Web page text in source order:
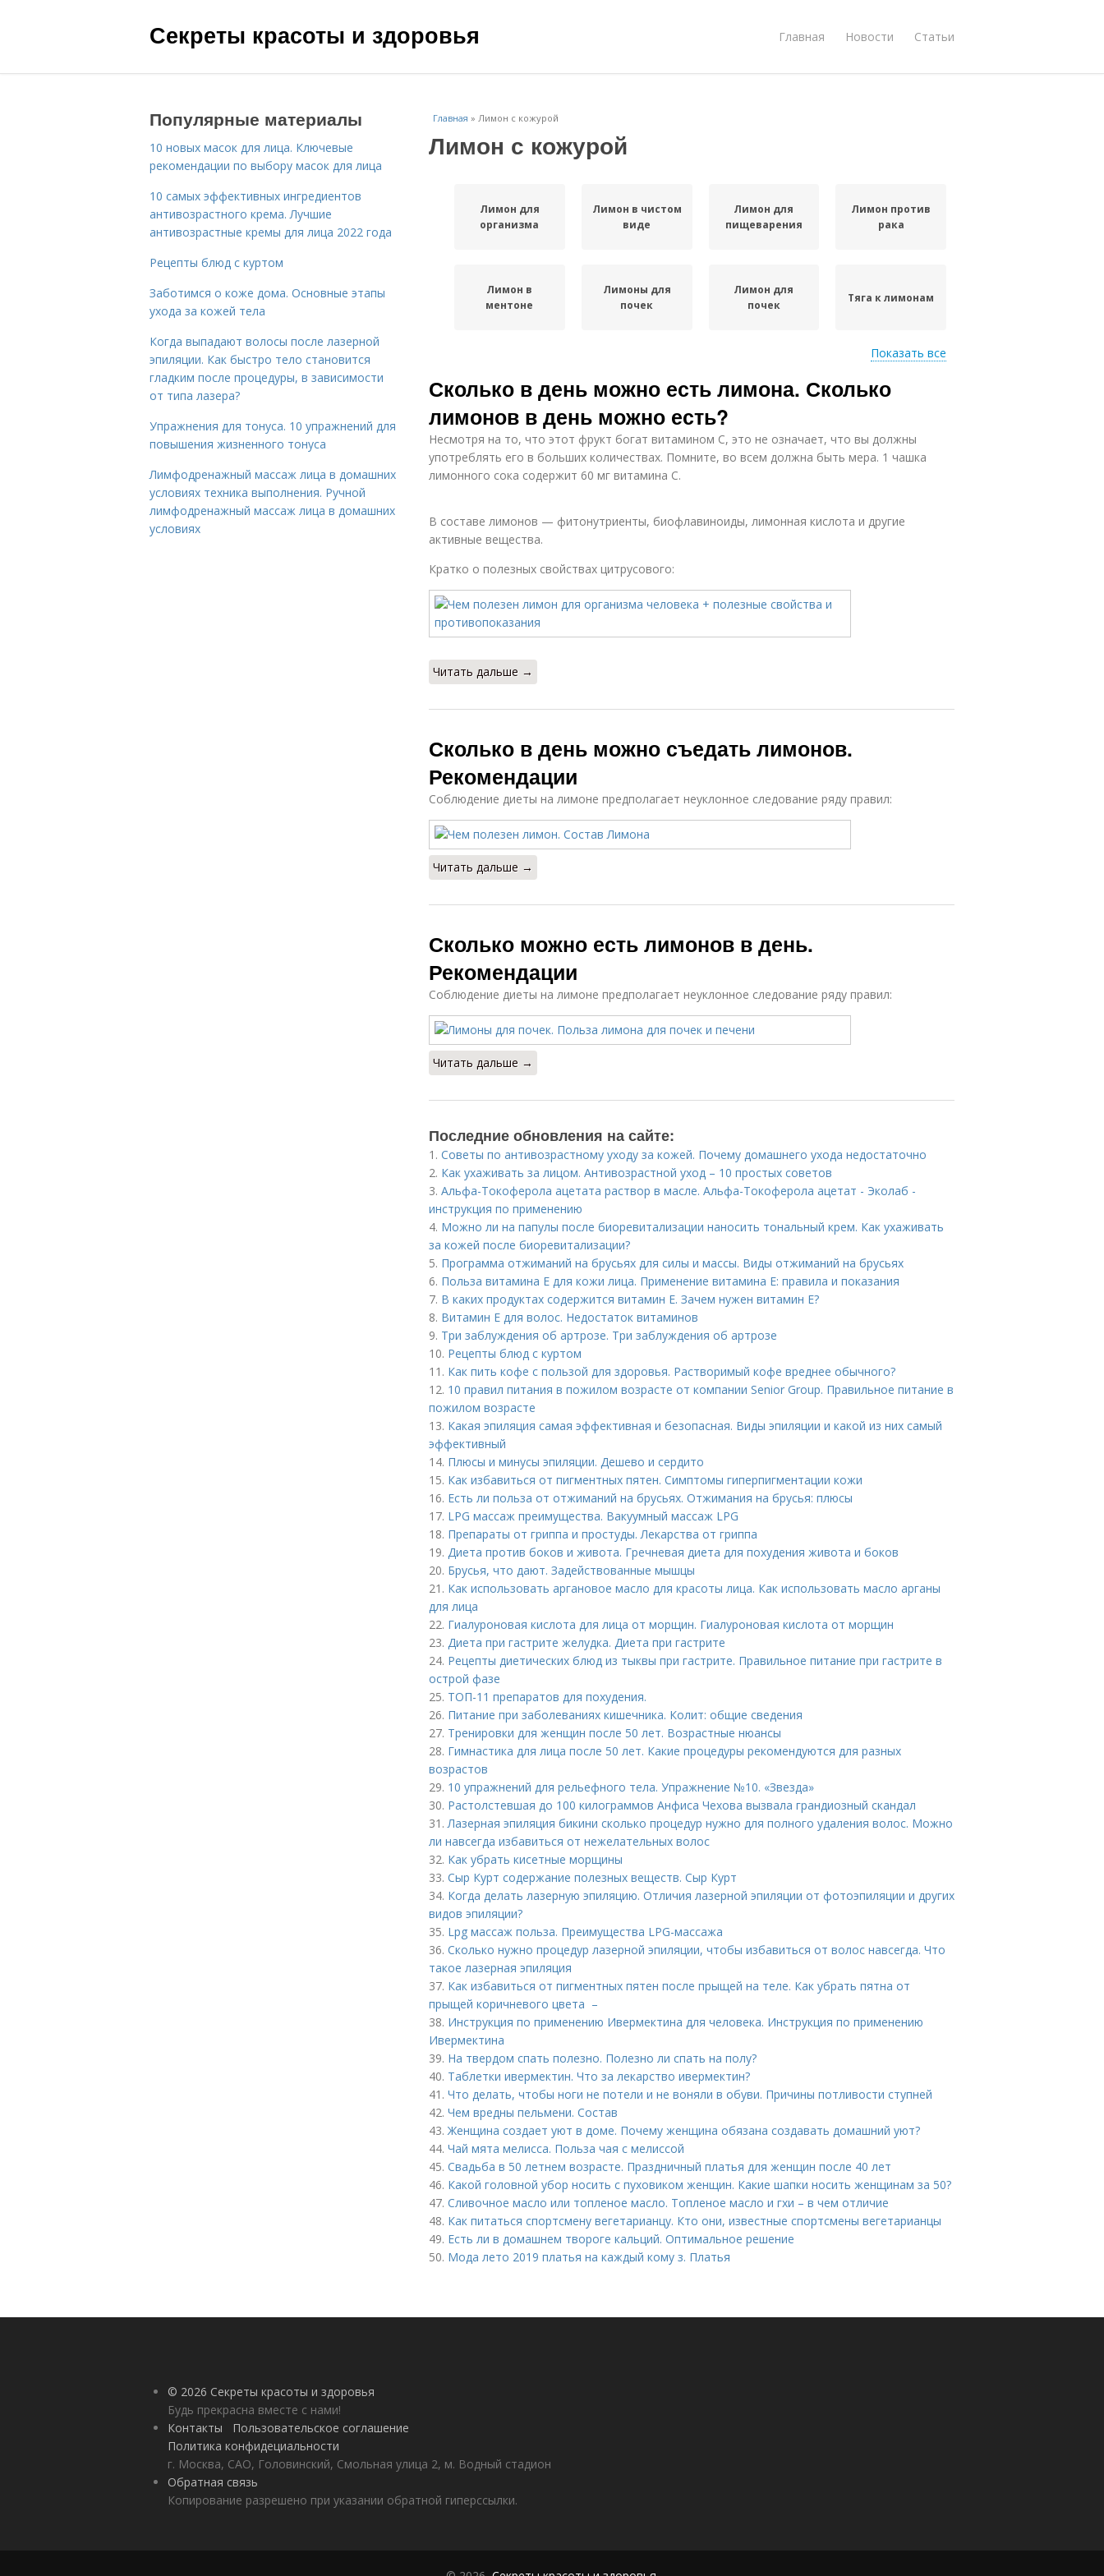
Секреты красоты и здоровья Главная Новости Статьи
Главная » Лимон с кожурой
Лимон с кожурой
Лимон для
организма
Лимон в чистом
виде
Лимон для
пищеварения
Лимон против
рака
Лимон в
ментоне
Лимоны для
почек
Лимон для
почек
Тяга к лимонам
Показать все
Сколько в день можно есть лимона. Сколько
лимонов в день можно есть?
Несмотря на то, что этот фрукт богат витамином С, это не означает, что вы должны
употреблять его в больших количествах. Помните, во всем должна быть мера. 1 чашка
лимонного сока содержит 60 мг витамина С.
В составе лимонов — фитонутриенты, биофлавиноиды, лимонная кислота и другие
активные вещества.
Кратко о полезных свойствах цитрусового:
Читать дальше →
Сколько в день можно съедать лимонов.
Рекомендации
Соблюдение диеты на лимоне предполагает неуклонное следование ряду правил:
Читать дальше →
Сколько можно есть лимонов в день.
Рекомендации
Соблюдение диеты на лимоне предполагает неуклонное следование ряду правил:
Читать дальше →
Последние обновления на сайте:
1. Советы по антивозрастному уходу за кожей. Почему домашнего ухода недостаточно
2. Как ухаживать за лицом. Антивозрастной уход – 10 простых советов
3. Альфа-Токоферола ацетата раствор в масле. Альфа-Токоферола ацетат - Эколаб -
инструкция по применению
4. Можно ли на папулы после биоревитализации наносить тональный крем. Как ухаживать
за кожей после биоревитализации?
5. Программа отжиманий на брусьях для силы и массы. Виды отжиманий на брусьях
6. Польза витамина Е для кожи лица. Применение витамина E: правила и показания
7. В каких продуктах содержится витамин Е. Зачем нужен витамин Е?
8. Витамин Е для волос. Недостаток витаминов
9. Три заблуждения об артрозе. Три заблуждения об артрозе
10. Рецепты блюд с куртом
11. Как пить кофе с пользой для здоровья. Растворимый кофе вреднее обычного?
12. 10 правил питания в пожилом возрасте от компании Senior Group. Правильное питание в
пожилом возрасте
13. Какая эпиляция самая эффективная и безопасная. Виды эпиляции и какой из них самый
эффективный
14. Плюсы и минусы эпиляции. Дешево и сердито
15. Как избавиться от пигментных пятен. Симптомы гиперпигментации кожи
16. Есть ли польза от отжиманий на брусьях. Отжимания на брусья: плюсы
17. LPG массаж преимущества. Вакуумный массаж LPG
18. Препараты от гриппа и простуды. Лекарства от гриппа
19. Диета против боков и живота. Гречневая диета для похудения живота и боков
20. Брусья, что дают. Задействованные мышцы
21. Как использовать аргановое масло для красоты лица. Как использовать масло арганы
для лица
22. Гиалуроновая кислота для лица от морщин. Гиалуроновая кислота от морщин
23. Диета при гастрите желудка. Диета при гастрите
24. Рецепты диетических блюд из тыквы при гастрите. Правильное питание при гастрите в
острой фазе
25. ТОП-11 препаратов для похудения.
26. Питание при заболеваниях кишечника. Колит: общие сведения
27. Тренировки для женщин после 50 лет. Возрастные нюансы
28. Гимнастика для лица после 50 лет. Какие процедуры рекомендуются для разных
возрастов
29. 10 упражнений для рельефного тела. Упражнение №10. «Звезда»
30. Растолстевшая до 100 килограммов Анфиса Чехова вызвала грандиозный скандал
31.Лазерная эпиляция бикини сколько процедур нужно для полного удаления волос. Можно
ли навсегда избавиться от нежелательных волос
32. Как убрать кисетные морщины
33. Сыр Курт содержание полезных веществ. Сыр Курт
34. Когда делать лазерную эпиляцию. Отличия лазерной эпиляции от фотоэпиляции и других
видов эпиляции?
35. Lpg массаж польза. Преимущества LPG-массажа
36. Сколько нужно процедур лазерной эпиляции, чтобы избавиться от волос навсегда. Что
такое лазерная эпиляция
37. Как избавиться от пигментных пятен после прыщей на теле. Как убрать пятна от
прыщей коричневого цвета –
38. Инструкция по применению Ивермектина для человека. Инструкция по применению
Ивермектина
39. На твердом спать полезно. Полезно ли спать на полу?
40. Таблетки ивермектин. Что за лекарство ивермектин?
41. Что делать, чтобы ноги не потели и не воняли в обуви. Причины потливости ступней
42. Чем вредны пельмени. Состав
43.Женщина создает уют в доме. Почему женщина обязана создавать домашний уют?
44. Чай мята мелисса. Польза чая с мелиссой
45. Свадьба в 50 летнем возрасте. Праздничный платья для женщин после 40 лет
46. Какой головной убор носить с пуховиком женщин. Какие шапки носить женщинам за 50?
47. Сливочное масло или топленое масло. Топленое масло и гхи – в чем отличие
48. Как питаться спортсмену вегетарианцу. Кто они, известные спортсмены вегетарианцы
49. Есть ли в домашнем твороге кальций. Оптимальное решение
50. Мода лето 2019 платья на каждый кому з. Платья
Популярные материалы
10 новых масок для лица. Ключевые
рекомендации по выбору масок для лица
10 самых эффективных ингредиентов
антивозрастного крема. Лучшие
антивозрастные кремы для лица 2022 года
Рецепты блюд с куртом
Заботимся о коже дома. Основные этапы
ухода за кожей тела
Когда выпадают волосы после лазерной
эпиляции. Как быстро тело становится
гладким после процедуры, в зависимости
от типа лазера?
Упражнения для тонуса. 10 упражнений для
повышения жизненного тонуса
Лимфодренажный массаж лица в домашних
условиях техника выполнения. Ручной
лимфодренажный массаж лица в домашних
условиях
© 2026 Секреты красоты и здоровья
Будь прекрасна вместе с нами!
Контакты
Пользовательское соглашение
Политика конфидециальности
г. Москва, САО, Головинский, Смольная улица 2, м. Водный стадион
Обратная связь
Копирование разрешено при указании обратной гиперссылки.